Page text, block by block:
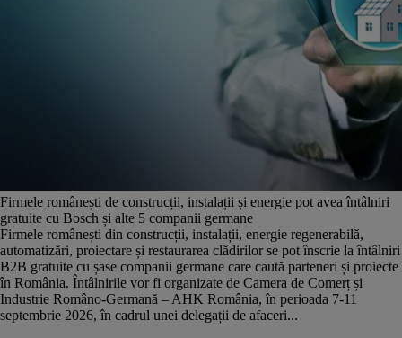
Firmele românești de construcții, instalații și energie pot avea întâlniri
gratuite cu Bosch și alte 5 companii germane
Firmele românești din construcții, instalații, energie regenerabilă,
automatizări, proiectare și restaurarea clădirilor se pot înscrie la întâlniri
B2B gratuite cu șase companii germane care caută parteneri și proiecte
în România. Întâlnirile vor fi organizate de Camera de Comerț și
Industrie Româno-Germană – AHK România, în perioada 7-11
septembrie 2026, în cadrul unei delegații de afaceri...